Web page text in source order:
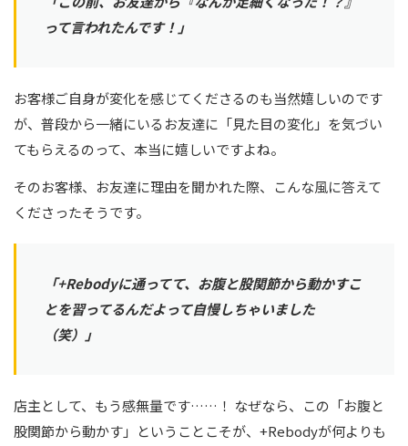
って言われたんです！」
お客様ご自身が変化を感じてくださるのも当然嬉しいのです
が、普段から一緒にいるお友達に「見た目の変化」を気づい
てもらえるのって、本当に嬉しいですよね。
そのお客様、お友達に理由を聞かれた際、こんな風に答えて
くださったそうです。
「+Rebodyに通ってて、お腹と股関節から動かすこ
とを習ってるんだよって自慢しちゃいました
（笑）」
店主として、もう感無量です……！ なぜなら、この「お腹と
股関節から動かす」ということこそが、+Rebodyが何よりも